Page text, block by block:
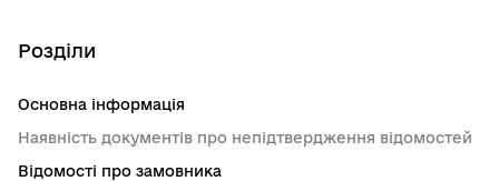
Розділи
Основна інформація
Наявність документів про непідтвердження відомостей
Відомості про замовника